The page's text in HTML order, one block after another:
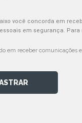
você concorda em
em segurança.
em receber comunicações